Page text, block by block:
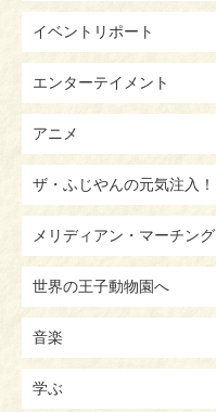
イベントリポート
エンターテイメント
アニメ
ザ・ふじやんの元気注入！
メリディアン・マーチング
世界の王子動物園へ
音楽
学ぶ